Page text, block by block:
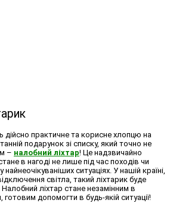
дійсно практичне та корисне хлопцю на
подарунок зі списку, який точно не
– налобний ліхтар! Це надзвичайно
в нагоді не лише під час походів чи
ситуаціях. У нашій країні,
світла, такий ліхтарик буде
ліхтар стане незамінним в
допомогти в будь-якій ситуації!